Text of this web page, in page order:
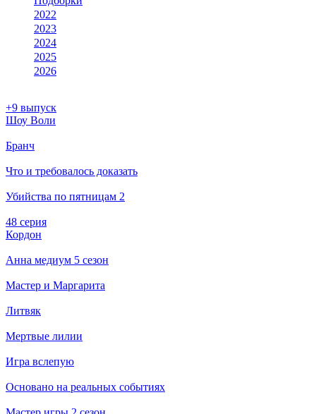
2022
2023
2024
2025
2026
+9 выпуск
Шоу Воли
Бранч
Что и требовалось доказать
Убийства по пятницам 2
48 серия
Кордон
Анна медиум 5 сезон
Мастер и Маргарита
Литвяк
Мертвые лилии
Игра вслепую
Основано на реальных событиях